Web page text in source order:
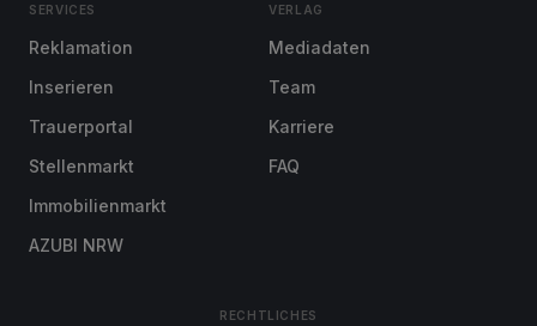
SERVICES
Reklamation
Inserieren
Trauerportal
Stellenmarkt
Immobilienmarkt
AZUBI NRW
VERLAG
Mediadaten
Team
Karriere
FAQ
RECHTLICHES